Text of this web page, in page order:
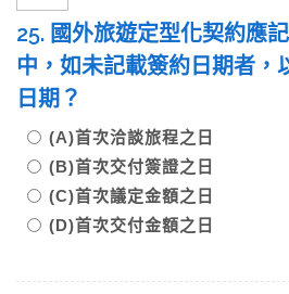
25. 國外旅遊定型化契約應
中，如未記載簽約日期者，
日期？
(A)首次洽談旅程之日
(B)首次交付簽證之日
(C)首次議定金額之日
(D)首次交付金額之日